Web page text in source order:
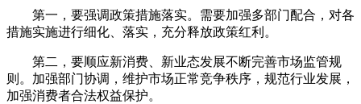
第一，要强调政策措施落实。需要加强多部门配合，对各
措施实施进行细化、落实，充分释放政策红利。
第二，要顺应新消费、新业态发展不断完善市场监管规
则。加强部门协调，维护市场正常竞争秩序，规范行业发展，
加强消费者合法权益保护。